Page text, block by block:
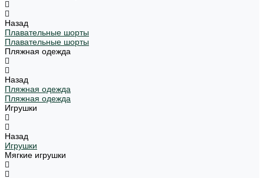
Назад
Плавательные шорты
Плавательные шорты
Пляжная одежда
Назад
Пляжная одежда
Пляжная одежда
Игрушки
Назад
Игрушки
Мягкие игрушки